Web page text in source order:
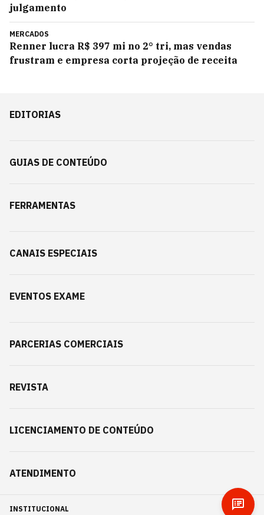
julgamento
MERCADOS
Renner lucra R$ 397 mi no 2° tri, mas vendas
frustram e empresa corta projeção de receita
EDITORIAS
GUIAS DE CONTEÚDO
FERRAMENTAS
CANAIS ESPECIAIS
EVENTOS EXAME
PARCERIAS COMERCIAIS
REVISTA
LICENCIAMENTO DE CONTEÚDO
ATENDIMENTO
INSTITUCIONAL